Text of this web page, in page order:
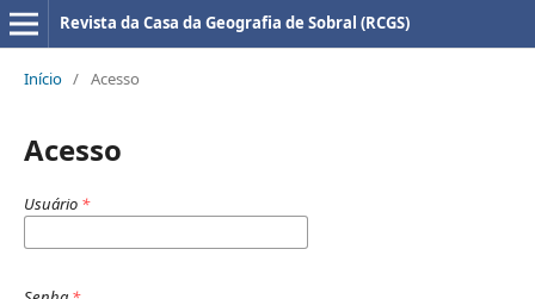
Revista da Casa da Geografia de Sobral (RCGS)
Início / Acesso
Acesso
Usuário *